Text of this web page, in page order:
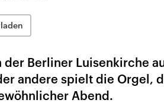
der Berliner Luisenkirche
andere spielt die Orgel,
Abend.